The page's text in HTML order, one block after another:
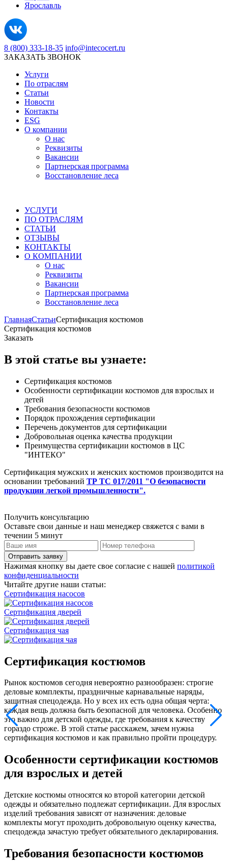
Ярославль
8 (800) 333-18-35 info@intecocert.ru
ЗАКАЗАТЬ ЗВОНОК
Услуги
По отраслям
Статьи
Новости
Контакты
ESG
О компании
О нас
Реквизиты
Вакансии
Партнерская программа
Восстановление леса
УСЛУГИ
ПО ОТРАСЛЯМ
СТАТЬИ
ОТЗЫВЫ
КОНТАКТЫ
О КОМПАНИИ
О нас
Реквизиты
Вакансии
Партнерская программа
Восстановление леса
ГлавнаяСтатьиСертификация костюмов
Сертификация костюмов
Заказать
В этой статье вы узнаете:
Сертификация костюмов
Особенности сертификации костюмов для взрослых и
детей
Требования безопасности костюмов
Порядок прохождения сертификации
Перечень документов для сертификации
Добровольная оценка качества продукции
Преимущества сертификации костюмов в ЦС
"ИНТЕКО"
Сертификация мужских и женских костюмов производится на
основании требований ТР ТС 017/2011 "О безопасности
продукции легкой промышленности".
Получить консультацию
Оставьте свои данные и наш менеджер свяжется с вами в
течении 5 минут
Отправить заявку
Нажимая кнопку вы даете свое согласие с нашей политикой
конфиденциальности
Читайте другие наши статьи:
Сертификация насосов
Сертификация дверей
Сертификация чая
Сертификация костюмов
Рынок костюмов сегодня невероятно разнообразен: строгие
деловые комплекты, праздничные карнавальные наряды,
защитная спецодежда. Но у всех их есть одна общая черта:
каждая вещь должна быть безопасной для человека. Особенно
это важно для детской одежды, где требования к качеству
гораздо строже. В этой статье расскажем, зачем нужна
сертификация костюмов и как правильно пройти процедуру.
Особенности сертификации костюмов
для взрослых и детей
Детские костюмы относятся ко второй категории детской
одежды и обязательно подлежат сертификации. Для взрослых
изделий требования зависят от назначения: деловые
комплекты могут проходить добровольную оценку качества,
спецодежда зачастую требует обязательного декларирования.
Требования безопасности костюмов